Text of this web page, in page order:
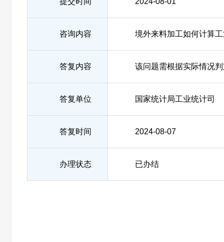
咨询内容 境外来料加工如何计算
答复内容 该问题需根据实际情况
答复单位 国家统计局工业统计司
答复时间 2024-08-07
办理状态 已办结